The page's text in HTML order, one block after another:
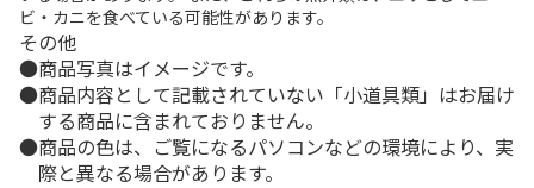
ビ・カニを食べている可能性があります。
その他
商品写真はイメージです。
商品内容として記載されていない「小道具類」はお届け
する商品に含まれておりません。
商品の色は、ご覧になるパソコンなどの環境により、実
際と異なる場合があります。